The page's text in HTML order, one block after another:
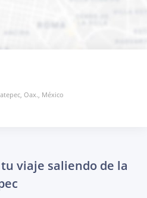
Oax., México
viaje saliendo de la